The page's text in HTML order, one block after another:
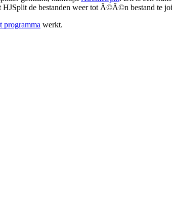
HJSplit de bestanden weer tot Ã©Ã©n bestand te
programma werkt.